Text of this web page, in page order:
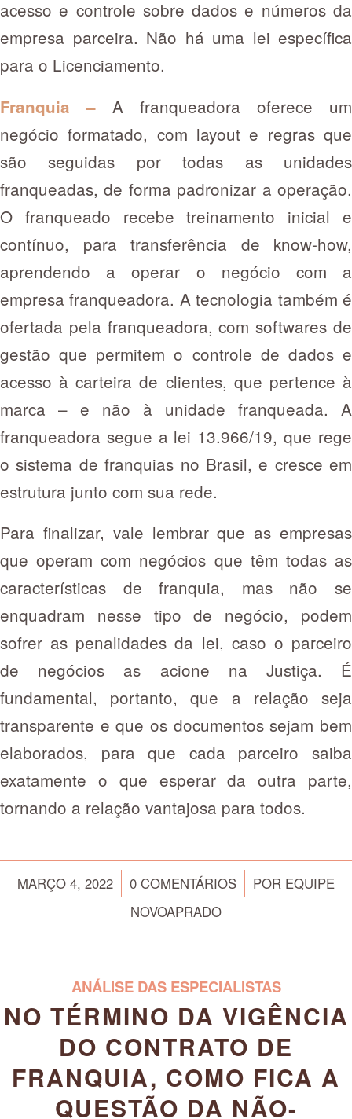
acesso e controle sobre dados e números da
empresa parceira. Não há uma lei específica
para o Licenciamento.
Franquia – A franqueadora oferece um
negócio formatado, com layout e regras que
são seguidas por todas as unidades
franqueadas, de forma padronizar a operação.
O franqueado recebe treinamento inicial e
contínuo, para transferência de know-how,
aprendendo a operar o negócio com a
empresa franqueadora. A tecnologia também é
ofertada pela franqueadora, com softwares de
gestão que permitem o controle de dados e
acesso à carteira de clientes, que pertence à
marca – e não à unidade franqueada. A
franqueadora segue a lei 13.966/19, que rege
o sistema de franquias no Brasil, e cresce em
estrutura junto com sua rede.
Para finalizar, vale lembrar que as empresas
que operam com negócios que têm todas as
características de franquia, mas não se
enquadram nesse tipo de negócio, podem
sofrer as penalidades da lei, caso o parceiro
de negócios as acione na Justiça. É
fundamental, portanto, que a relação seja
transparente e que os documentos sejam bem
elaborados, para que cada parceiro saiba
exatamente o que esperar da outra parte,
tornando a relação vantajosa para todos.
MARÇO 4, 2022
/ 0 COMENTÁRIOS
/ POR EQUIPE
NOVOAPRADO
ANÁLISE DAS ESPECIALISTAS
NO TÉRMINO DA VIGÊNCIA
DO CONTRATO DE
FRANQUIA, COMO FICA A
QUESTÃO DA NÃO-